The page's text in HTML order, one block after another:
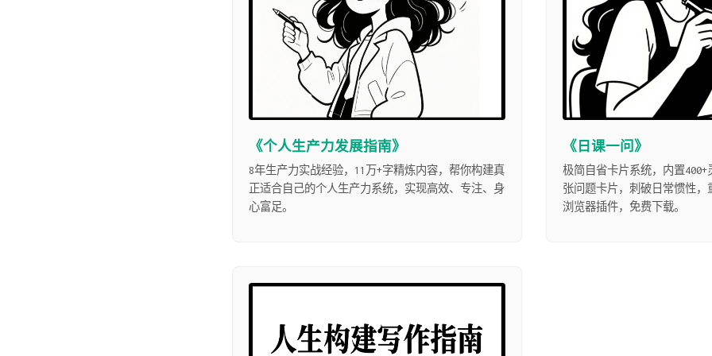
《个人生产力发展指南》
8年生产力实战经验，11万+字精炼内容，帮你构建真
正适合自己的个人生产力系统，实现高效、专注、身
心富足。
《日课一问》
极简自省卡片系统，内置
张问题卡片，刺破日常惯性，
浏览器插件，免费下载。